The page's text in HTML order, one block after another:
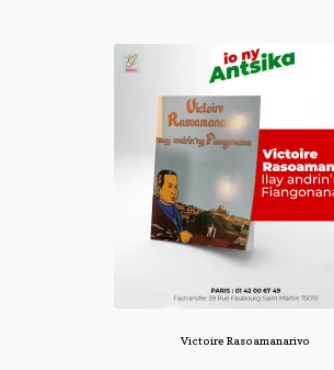
Victoire Rasoamanarivo